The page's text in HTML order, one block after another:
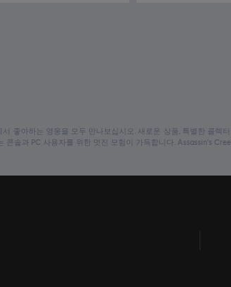
좋아하는 영웅을 모두 만나보십시오. 새로운 상품, 특별한 콜렉
콘솔과 PC 사용자를 위한 멋진 모험이 가득합니다. Assassin's